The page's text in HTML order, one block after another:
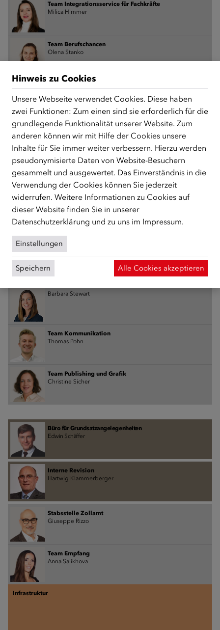
Team Integrationsservice für Fachkräfte
Milica Himmer
Team Berufschancen
Olena Stanko
Team Veranstaltungen
Team ZUSAMMEN:­­ÖSTER­REICH
Fitore Morina
Stabsstelle Programm­entwicklung
Franziska Micheler
Wissen und Kommunikation
Team Wissensmanagement und Internationales
Julia Rothbauer
Barbara Stewart
Team Kommunikation
Thomas Pohn
Team Publishing und Grafik
Christine Sicher
Büro für Grundsatzangelegenheiten
Edwin Schäffer
Interne Revision
Hartwig Klammerberger
Stabsstelle Zollamt
Giuseppe Rizzo
Team Empfang
Anna Salikhova
Infrastruktur
Hinweis zu Cookies
Unsere Webseite verwendet Cookies. Diese haben
zwei Funktionen: Zum einen sind sie erforderlich für die
grundlegende Funktionalität unserer Website. Zum
anderen können wir mit Hilfe der Cookies unsere
Inhalte für Sie immer weiter verbessern. Hierzu werden
pseudonymisierte Daten von Website-Besuchern
gesammelt und ausgewertet. Das Einverständnis in die
Verwendung der Cookies können Sie jederzeit
widerrufen. Weitere Informationen zu Cookies auf
dieser Website finden Sie in unserer
Datenschutzerklärung und zu uns im Impressum.
Einstellungen
Speichern Alle Cookies akzeptieren